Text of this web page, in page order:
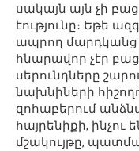
սակայն այն չի
էությունը։ Եթե
ապրող
հնարավոր չէր
սերունդները
նախնիների
զոհաբերում
հայրենիքի, ինչու
մշակույթը,